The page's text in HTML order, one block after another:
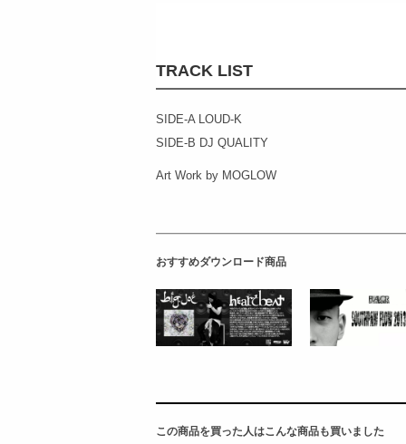
TRACK LIST
SIDE-A LOUD-K
SIDE-B DJ QUALITY
Art Work by MOGLOW
おすすめダウンロード商品
この商品を買った人はこんな商品も買いました